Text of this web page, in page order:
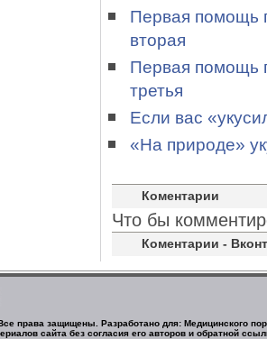
Первая помощь
вторая
Первая помощь
третья
Если вас
«На природе»
Коментарии
Что бы
Коментарии -
права защищены. Разработано для: Медицинского
сайта без согласия его авторов и обратной